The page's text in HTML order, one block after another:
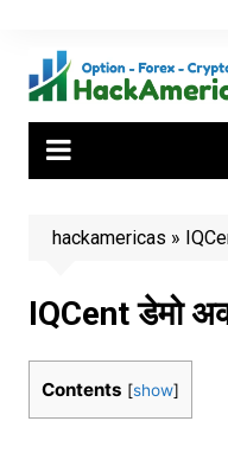
content
hackamericas »
IQCent डेमो
Contents [show]